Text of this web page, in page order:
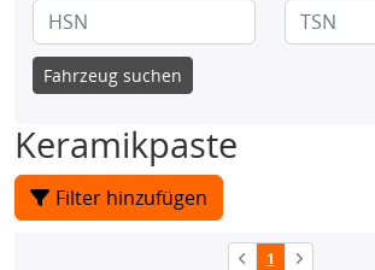
Fahrzeug suchen
Keramikpaste
Filter hinzufügen
1